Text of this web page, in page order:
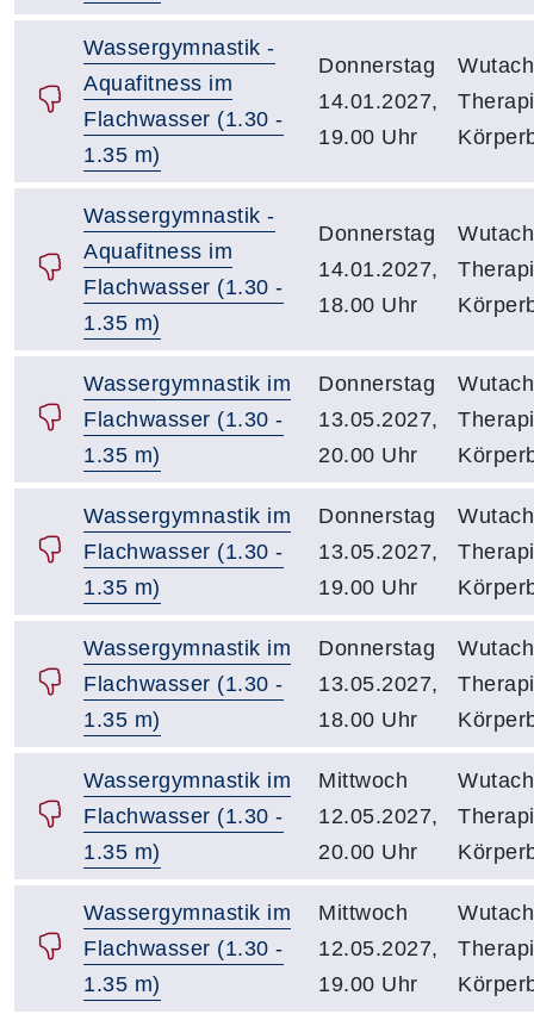
Wassergymnastik -
Aquafitness im
Flachwasser (1.30 -
1.35 m)
Donnerstag
14.01.2027,
19.00 Uhr
Wassergymnastik -
Aquafitness im
Flachwasser (1.30 -
1.35 m)
Donnerstag
14.01.2027,
18.00 Uhr
Wassergymnastik im
Flachwasser (1.30 -
1.35 m)
Donnerstag
13.05.2027,
20.00 Uhr
Wassergymnastik im
Flachwasser (1.30 -
1.35 m)
Donnerstag
13.05.2027,
19.00 Uhr
Wassergymnastik im
Flachwasser (1.30 -
1.35 m)
Donnerstag
13.05.2027,
18.00 Uhr
Wassergymnastik im
Flachwasser (1.30 -
1.35 m)
Mittwoch
12.05.2027,
20.00 Uhr
Wassergymnastik im
Flachwasser (1.30 -
1.35 m)
Mittwoch
12.05.2027,
19.00 Uhr